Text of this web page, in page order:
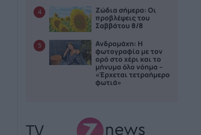
4
Ζώδια σήμερα: Οι
προβλέψεις του
Σαββάτου 8/8
5
Ανδρομάχη: Η
φωτογραφία με τον
ορό στο χέρι και το
μήνυμα όλο νόημα –
«Έρχεται τετραήμερο
φωτιά»
TV